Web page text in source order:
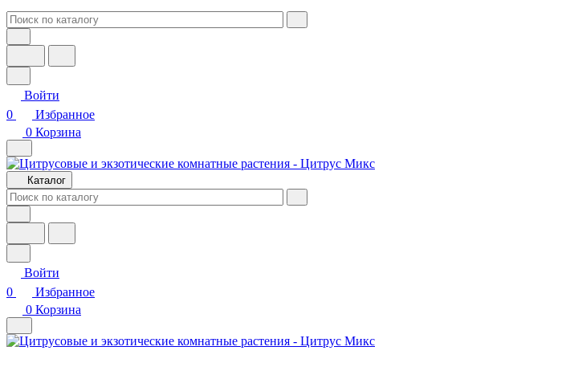
Войти
0
Избранное
0 Корзина
Каталог
Войти
0
Избранное
0 Корзина